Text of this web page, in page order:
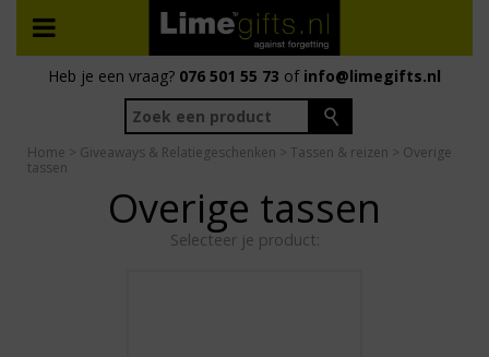
Heb je een vraag? 076 501 55 73 of info@limegifts.nl
Home > Giveaways & Relatiegeschenken > Tassen & reizen > Overige
tassen
Overige tassen
Selecteer je product: